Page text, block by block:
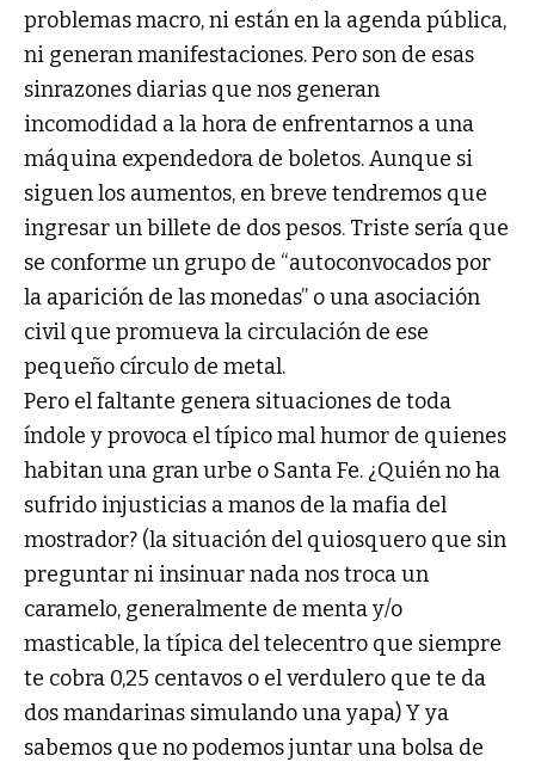
problemas macro, ni están en la agenda pública,
ni generan manifestaciones. Pero son de esas
sinrazones diarias que nos generan
incomodidad a la hora de enfrentarnos a una
máquina expendedora de boletos. Aunque si
siguen los aumentos, en breve tendremos que
ingresar un billete de dos pesos. Triste sería que
se conforme un grupo de “autoconvocados por
la aparición de las monedas” o una asociación
civil que promueva la circulación de ese
pequeño círculo de metal.
Pero el faltante genera situaciones de toda
índole y provoca el típico mal humor de quienes
habitan una gran urbe o Santa Fe. ¿Quién no ha
sufrido injusticias a manos de la mafia del
mostrador? (la situación del quiosquero que sin
preguntar ni insinuar nada nos troca un
caramelo, generalmente de menta y/o
masticable, la típica del telecentro que siempre
te cobra 0,25 centavos o el verdulero que te da
dos mandarinas simulando una yapa) Y ya
sabemos que no podemos juntar una bolsa de